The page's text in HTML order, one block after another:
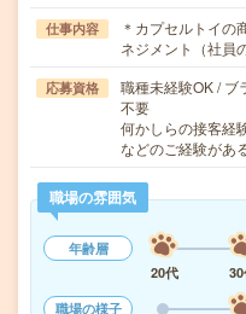
仕事内容
＊カプセルトイの
ネジメント（社員
応募資格
職種未経験OK / ブ
不要
何かしらの接客経
などのご経験があ
職場の雰囲気
年齢層
20代
職場の様子